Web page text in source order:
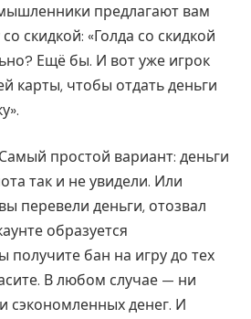
предлагают вам
скидкой: «Голда со скидкой
Ещё бы. И вот уже игрок
карты, чтобы отдать деньги
простой вариант: деньги
так и не увидели. Или
перевели деньги, отозвал
образуется
получите бан на игру до тех
В любом случае — ни
сэкономленных денег. И